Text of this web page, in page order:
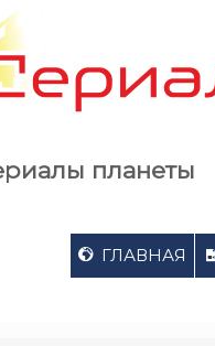
планеты
ГЛАВНАЯ